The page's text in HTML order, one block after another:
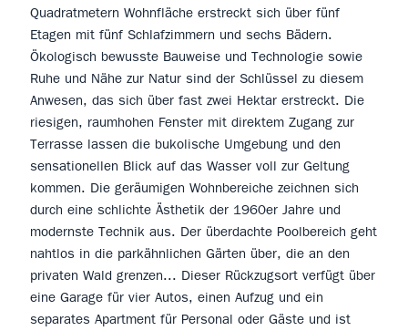
Quadratmetern Wohnfläche erstreckt sich über fünf
Etagen mit fünf Schlafzimmern und sechs Bädern.
Ökologisch bewusste Bauweise und Technologie sowie
Ruhe und Nähe zur Natur sind der Schlüssel zu diesem
Anwesen, das sich über fast zwei Hektar erstreckt. Die
riesigen, raumhohen Fenster mit direktem Zugang zur
Terrasse lassen die bukolische Umgebung und den
sensationellen Blick auf das Wasser voll zur Geltung
kommen. Die geräumigen Wohnbereiche zeichnen sich
durch eine schlichte Ästhetik der 1960er Jahre und
modernste Technik aus. Der überdachte Poolbereich geht
nahtlos in die parkähnlichen Gärten über, die an den
privaten Wald grenzen... Dieser Rückzugsort verfügt über
eine Garage für vier Autos, einen Aufzug und ein
separates Apartment für Personal oder Gäste und ist